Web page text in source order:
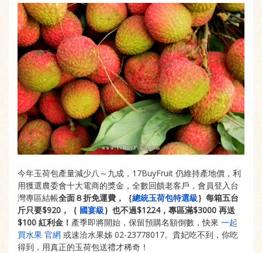
今年玉荷包產量減少八～九成，17BuyFruit 仍維持產地價，利
用獲選農委會十大電商的獎金，全數回饋老客戶， 會員登入台
灣專區結帳全面８折免運費，｛總統玉荷包特選級｝每箱五台
斤只要$920，｛ 國宴級｝也不過$1224，專區滿$3000 再送
$100 紅利金！ 產季即將開始，保留預購名額倒數，快來 一起
買水果 官網 或速洽水果姊 02-23778017。貴妃吃不到，你吃
得到， 用真正的玉荷包送禮才稀奇！